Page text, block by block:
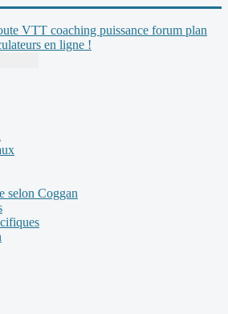
VTT coaching puissance forum plan
en ligne !
selon Coggan